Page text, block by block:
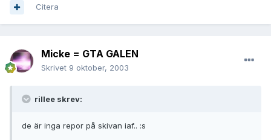
Citera
Micke = GTA GALEN
Skrivet 9 oktober, 2003
rillee skrev:
de är inga repor på skivan iaf.. :s